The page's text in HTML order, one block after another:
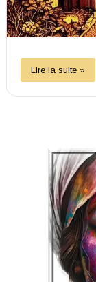
Lire la suite »